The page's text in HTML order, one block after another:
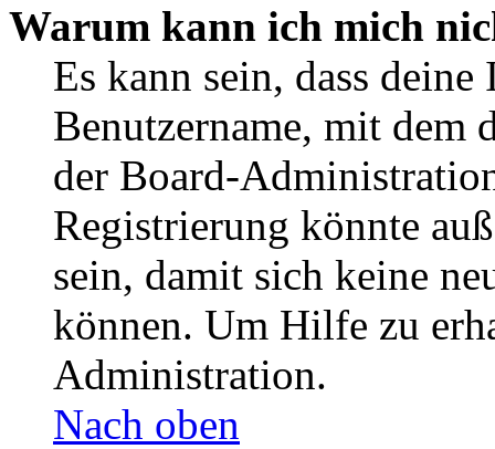
Warum kann ich mich
Es kann sein, dass
Benutzername, mit dem
der Board-
Registrierung könnte
sein, damit sich keine
können. Um Hilfe zu
Administration.
Nach oben